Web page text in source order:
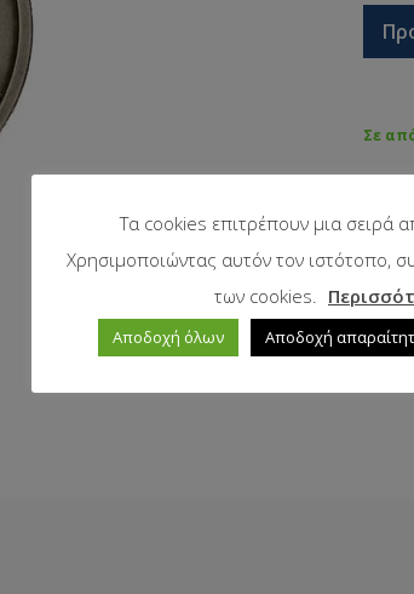
Σε
Τα cookies επιτρέπουν μια σειρά
Χρησιμοποιώντας αυτόν τον ιστότοπο,
των cookies.
Αποδοχή όλων Αποδοχή